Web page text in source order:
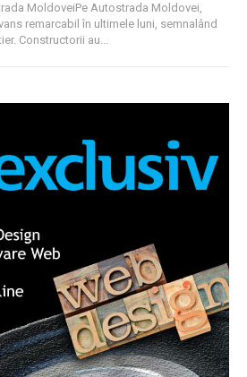
MoldoveiPe Autostrada Moldovei,
remarcabil în ultimele luni, semnalând
Constructorii au...